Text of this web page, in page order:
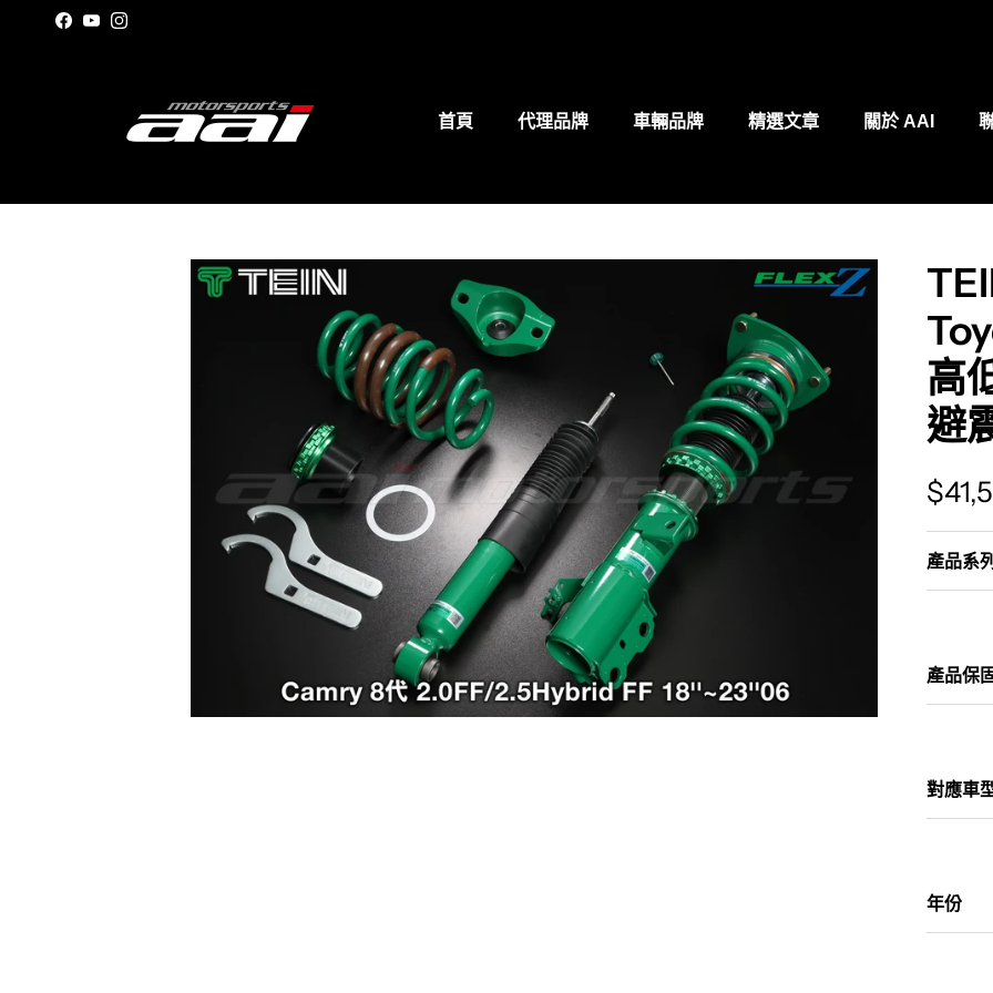
跳至內容
Facebook
YouTubeInstagram
首頁 代理品牌 車輛品牌 精選文章 關於 AAI
Translation missing: zh-TW.accessibility.skip_to_product_info
高
避
產品系列
產品保
對應車
年份